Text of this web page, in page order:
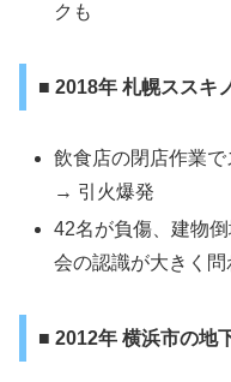
クも
■ 2018年 札幌ススキ
飲食店の閉店作業
→ 引火爆発
42名が負傷、建物
会の認識が大きく問
■ 2012年 横浜市の地